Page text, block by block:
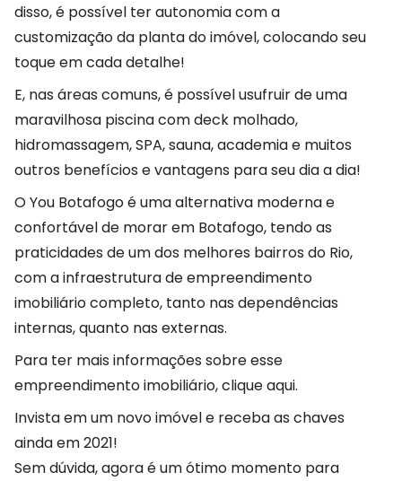
disso, é possível ter autonomia com a
customização da planta do imóvel, colocando seu
toque em cada detalhe!
E, nas áreas comuns, é possível usufruir de uma
maravilhosa piscina com deck molhado,
hidromassagem, SPA, sauna, academia e muitos
outros benefícios e vantagens para seu dia a dia!
O You Botafogo é uma alternativa moderna e
confortável de morar em Botafogo, tendo as
praticidades de um dos melhores bairros do Rio,
com a infraestrutura de empreendimento
imobiliário completo, tanto nas dependências
internas, quanto nas externas.
Para ter mais informações sobre esse
empreendimento imobiliário, clique aqui.
Invista em um novo imóvel e receba as chaves
ainda em 2021!
Sem dúvida, agora é um ótimo momento para